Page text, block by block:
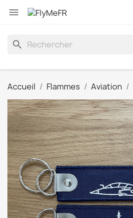

search
Accueil Flammes Aviation